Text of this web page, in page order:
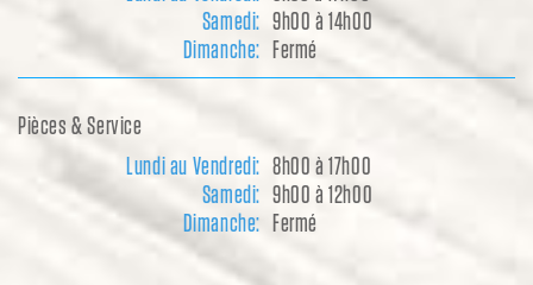
Samedi: 9h00 à 14h00
Dimanche:
Fermé
Pièces & Service
Lundi au Vendredi: 8h00 à 17h00
Samedi: 9h00 à 12h00
Dimanche:
Fermé